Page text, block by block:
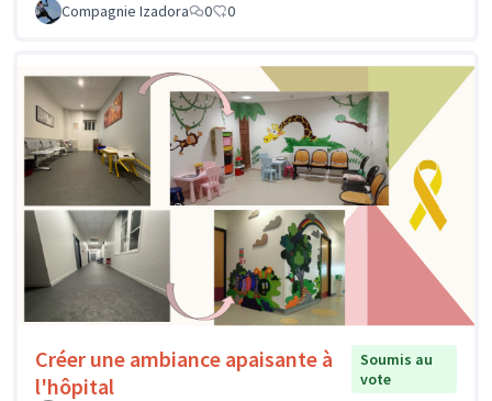
Compagnie Izadora
0 0
Créer une ambiance apaisante à
l'hôpital
Soumis au
vote